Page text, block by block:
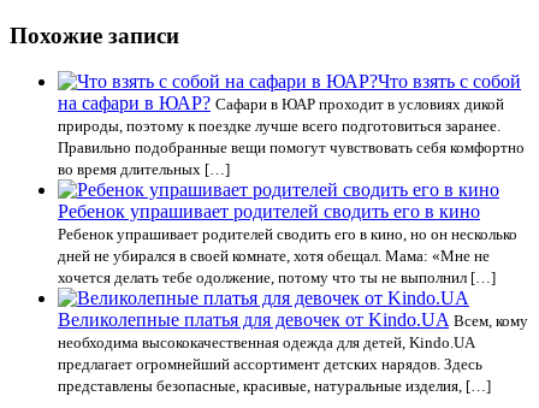
Похожие записи
Что взять с собой
на сафари в ЮАР? Сафари в ЮАР проходит в условиях дикой
природы, поэтому к поездке лучше всего подготовиться заранее.
Правильно подобранные вещи помогут чувствовать себя комфортно
во время длительных […]
Ребенок упрашивает родителей сводить его в кино
Ребенок упрашивает родителей сводить его в кино, но он несколько
дней не убирался в своей комнате, хотя обещал. Мама: «Мне не
хочется делать тебе одолжение, потому что ты не выполнил […]
Великолепные платья для девочек от Kindo.UA Всем, кому
необходима высококачественная одежда для детей, Kindo.UA
предлагает огромнейший ассортимент детских нарядов. Здесь
представлены безопасные, красивые, натуральные изделия, […]